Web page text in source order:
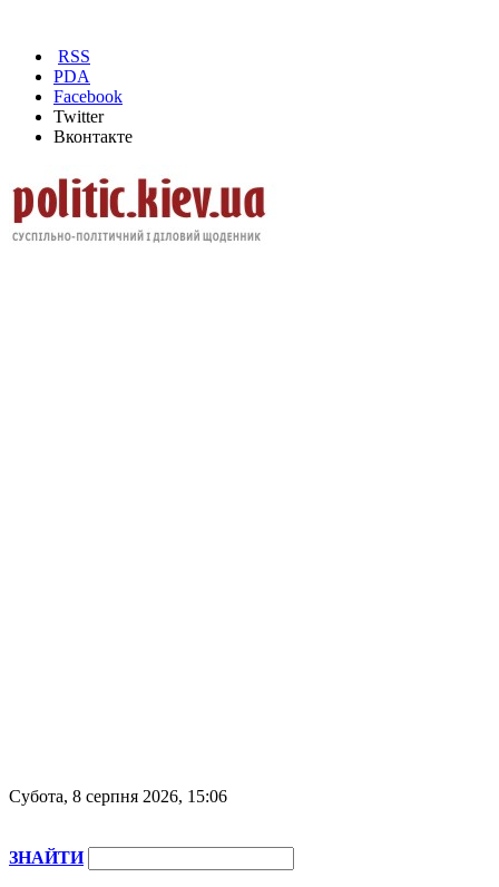
RSS
PDA
Facebook
Twitter
Вконтакте
Субота, 8 серпня 2026, 15:06
ЗНАЙТИ